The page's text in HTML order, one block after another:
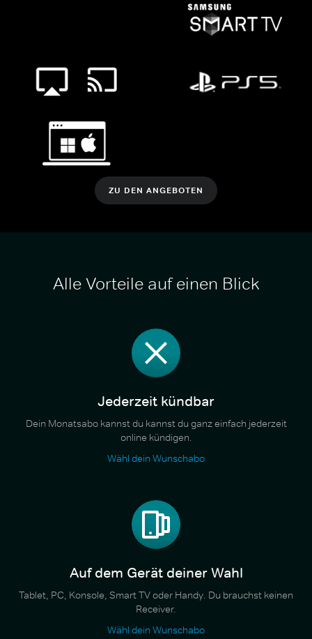
ZU DEN ANGEBOTEN
Alle Vorteile auf einen Blick
Jederzeit kündbar
Dein Monatsabo kannst du kannst du ganz einfach jederzeit
online kündigen.
Wähl dein Wunschabo
Auf dem Gerät deiner Wahl
Tablet, PC, Konsole, Smart TV oder Handy. Du brauchst keinen
Receiver.
Wähl dein Wunschabo